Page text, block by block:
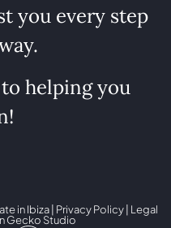
you every step
helping you
in Ibiza | Privacy Policy Legal
Gecko Studio